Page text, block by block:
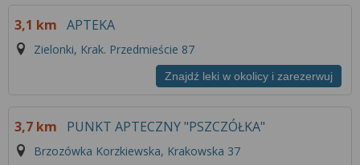
3,1 km APTEKA
Zielonki, Krak. Przedmieście 87
Znajdź leki w okolicy i zarezerwuj
3,7 km PUNKT APTECZNY "PSZCZÓŁKA"
Brzozówka Korzkiewska, Krakowska 37